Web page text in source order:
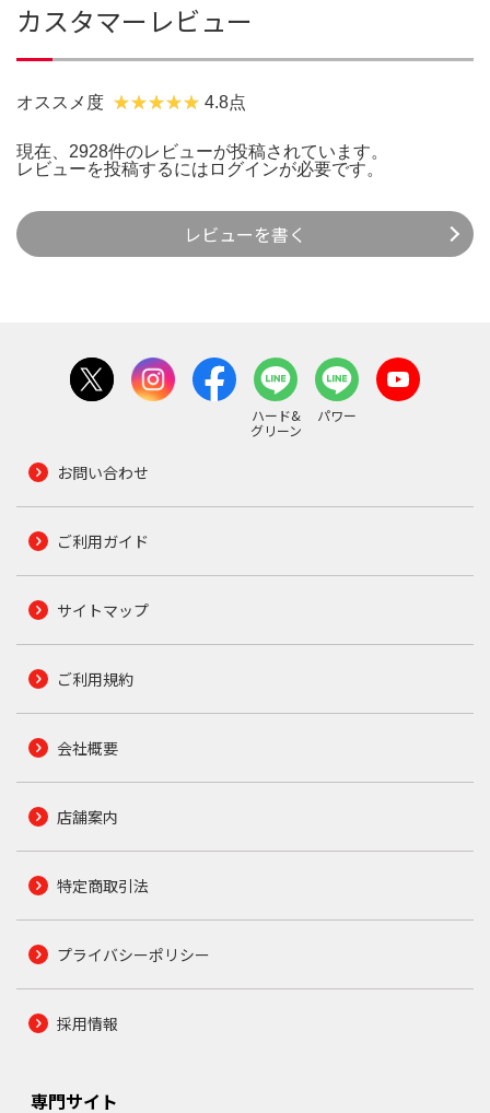
カスタマーレビュー
オススメ度 4.8点
現在、2928件のレビューが投稿されています。
レビューを投稿するには ログインが必要です。
レビューを書く
ハード&
グリーン
パワー
お問い合わせ
ご利用ガイド
サイトマップ
ご利用規約
会社概要
店舗案内
特定商取引法
プライバシーポリシー
採用情報
専門サイト